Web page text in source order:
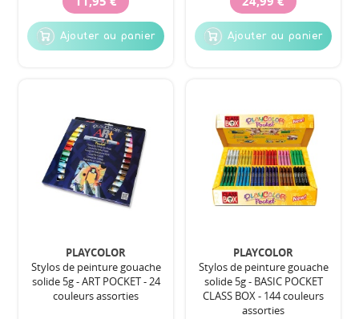
Ajouter au panier Ajouter au panier
PLAYCOLOR
Stylos de peinture gouache
solide 5g - ART POCKET - 24
couleurs assorties
PLAYCOLOR
Stylos de peinture gouache
solide 5g - BASIC POCKET
CLASS BOX - 144 couleurs
assorties